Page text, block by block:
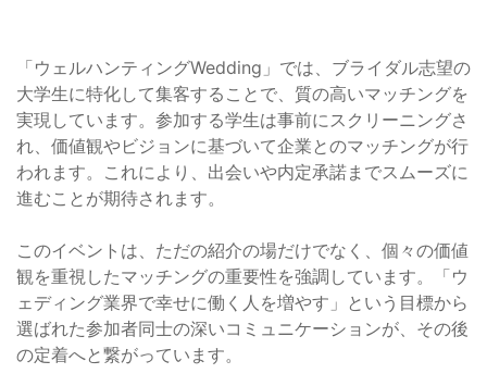
「ウェルハンティングWedding」では、ブライダル志望の
大学生に特化して集客することで、質の高いマッチングを
実現しています。参加する学生は事前にスクリーニングさ
れ、価値観やビジョンに基づいて企業とのマッチングが行
われます。これにより、出会いや内定承諾までスムーズに
進むことが期待されます。
このイベントは、ただの紹介の場だけでなく、個々の価値
観を重視したマッチングの重要性を強調しています。「ウ
ェディング業界で幸せに働く人を増やす」という目標から
選ばれた参加者同士の深いコミュニケーションが、その後
の定着へと繋がっています。